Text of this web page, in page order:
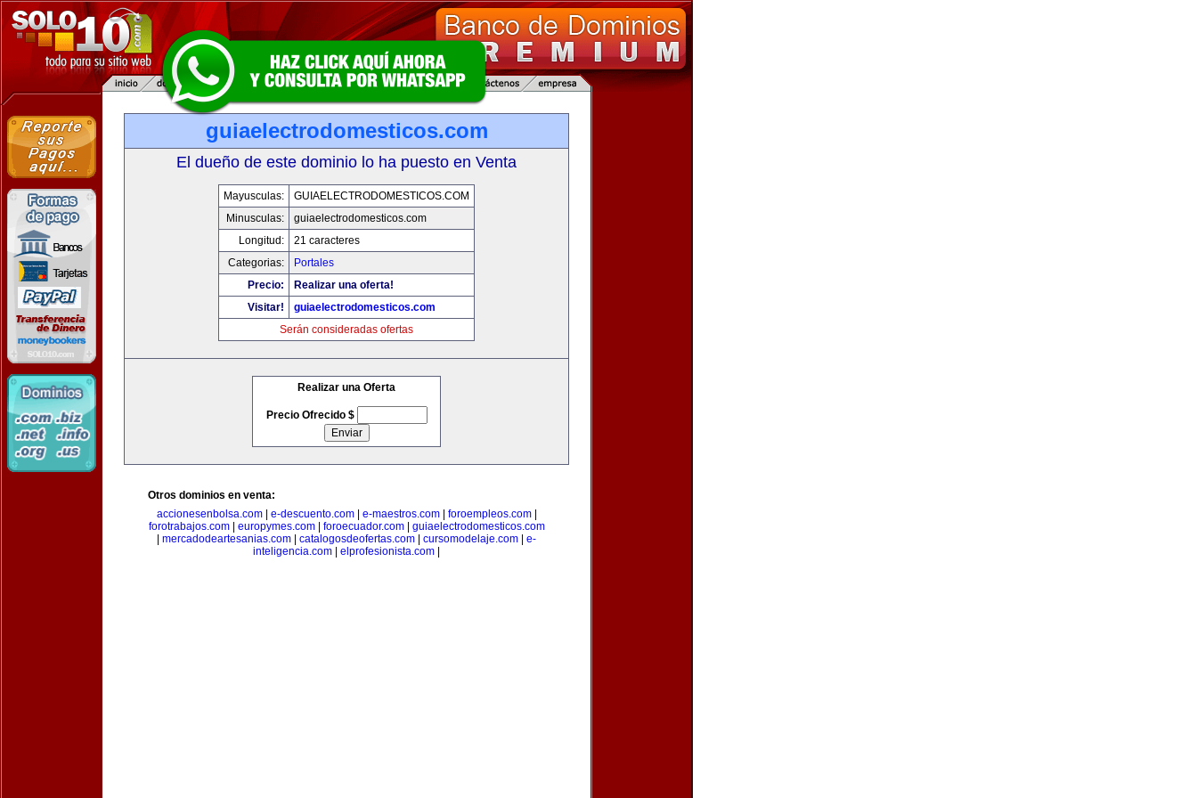
guiaelectrodomesticos.com
El dueño de este dominio lo ha puesto en Venta
Mayusculas:
GUIAELECTRODOMESTICOS.COM
Minusculas:
guiaelectrodomesticos.com
Longitud:
21 caracteres
Categorias:
Portales
Precio:
Realizar una oferta!
Visitar!
guiaelectrodomesticos.com
Serán consideradas ofertas
Realizar una Oferta
Precio Ofrecido $
Otros dominios en venta:
accionesenbolsa.com| e-descuento.com| e-maestros.com| foroempleos.com|
forotrabajos.com| europymes.com| foroecuador.com| guiaelectrodomesticos.com
mercadodeartesanias.com catalogosdeofertas.com cursomodelaje.com
e-
inteligencia.com
elprofesionista.com